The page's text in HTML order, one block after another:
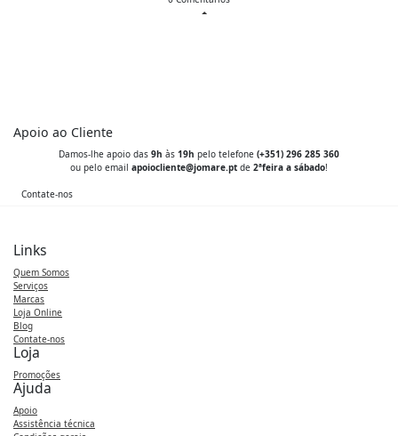
era:
Apoio ao Cliente
Damos-lhe apoio das 9h às 19h pelo telefone (+351) 296 285 360
ou pelo email apoiocliente@jomare.pt de 2ªfeira a sábado!
Contate-nos
Links
Quem Somos
Serviços
Marcas
Loja Online
Blog
Contate-nos
Loja
Promoções
Ajuda
Apoio
Assistência técnica